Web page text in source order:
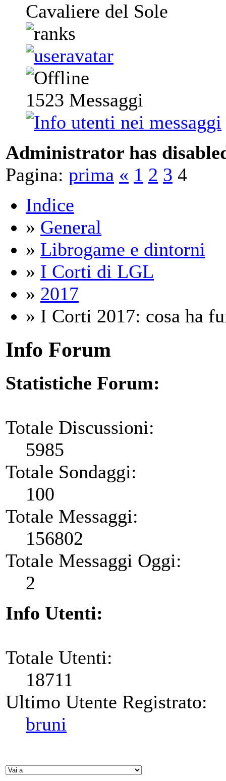
Cavaliere del Sole
1523 Messaggi
Administrator has
Pagina: prima « 1 2 3 4
Indice
» General
» Librogame e dintorni
» I Corti di LGL
» 2017
» I Corti 2017: cosa ha
Info Forum
Statistiche Forum:
Totale Discussioni:
5985
Totale Sondaggi:
100
Totale Messaggi:
156802
Totale Messaggi Oggi:
2
Info Utenti:
Totale Utenti:
18711
Ultimo Utente Registrato:
bruni